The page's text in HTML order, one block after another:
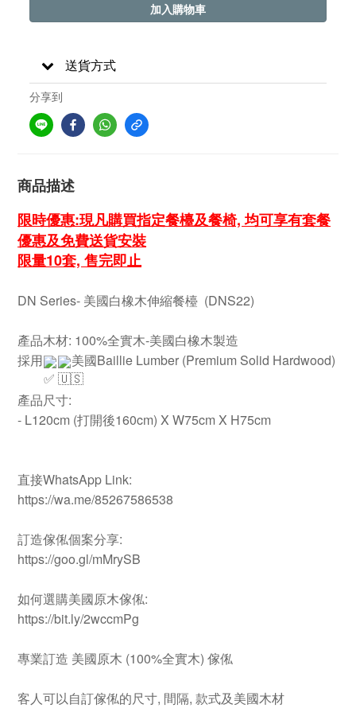
加入購物車
送貨方式
分享到
商品描述
限時優惠:現凡購買指定餐檯及餐椅, 均可享有套餐
優惠及免費送貨安裝
限量10套, 售完即止
DN Series- 美國白橡木伸縮餐檯 (DNS22)
產品木材: 100%全實木-美國白橡木製造
採用
美國Baillie Lumber (Premium Solid Hardwood)
產品尺寸:
- L120cm (打開後160cm) X W75cm X H75cm
直接WhatsApp Link:
https://wa.me/85267586538
訂造傢俬個案分享:
https://goo.gl/mMrySB
如何選購美國原木傢俬:
https://bit.ly/2wccmPg
專業訂造 美國原木 (100%全實木) 傢俬
客人可以自訂傢俬的尺寸, 間隔, 款式及美國木材